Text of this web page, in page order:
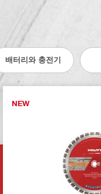
배터리와 충전기
NEW